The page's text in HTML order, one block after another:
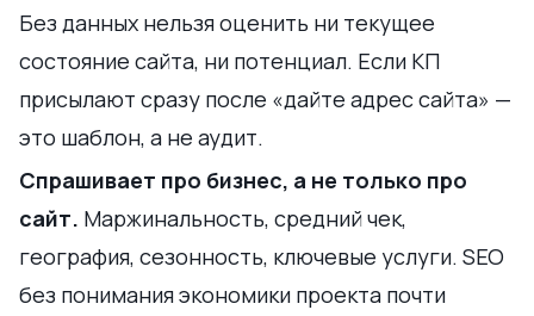
Без данных нельзя оценить ни текущее
состояние сайта, ни потенциал. Если КП
присылают сразу после «дайте адрес сайта» —
это шаблон, а не аудит.
Спрашивает про бизнес, а не только про
сайт. Маржинальность, средний чек,
география, сезонность, ключевые услуги. SEO
без понимания экономики проекта почти